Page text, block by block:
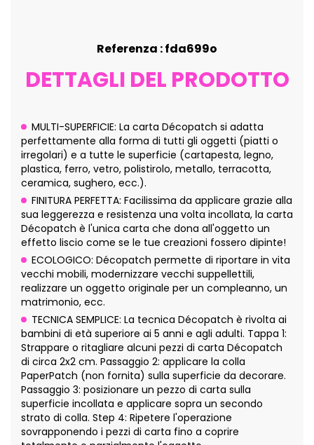
Referenza : fda699o
DETTAGLI DEL PRODOTTO
MULTI-SUPERFICIE: La carta Décopatch si adatta
perfettamente alla forma di tutti gli oggetti (piatti o
irregolari) e a tutte le superficie (cartapesta, legno,
plastica, ferro, vetro, polistirolo, metallo, terracotta,
ceramica, sughero, ecc.).
FINITURA PERFETTA: Facilissima da applicare grazie alla
sua leggerezza e resistenza una volta incollata, la carta
Décopatch è l'unica carta che dona all'oggetto un
effetto liscio come se le tue creazioni fossero dipinte!
ECOLOGICO: Décopatch permette di riportare in vita
vecchi mobili, modernizzare vecchi suppellettili,
realizzare un oggetto originale per un compleanno, un
matrimonio, ecc.
TECNICA SEMPLICE: La tecnica Décopatch è rivolta ai
bambini di età superiore ai 5 anni e agli adulti. Tappa 1:
Strappare o ritagliare alcuni pezzi di carta Décopatch
di circa 2x2 cm. Passaggio 2: applicare la colla
PaperPatch (non fornita) sulla superficie da decorare.
Passaggio 3: posizionare un pezzo di carta sulla
superficie incollata e applicare sopra un secondo
strato di colla. Step 4: Ripetere l'operazione
sovrapponendo i pezzi di carta fino a coprire